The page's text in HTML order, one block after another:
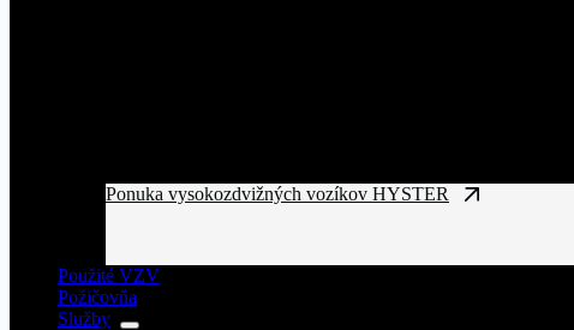
Ponuka vysokozdvižných vozíkov HYSTER
Použité VZV
Požičovňa
Služby